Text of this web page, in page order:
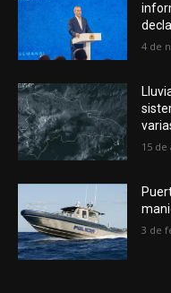
4 de
15 de
3 de